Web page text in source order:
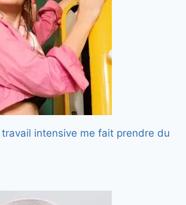
intensive me fait prendre du